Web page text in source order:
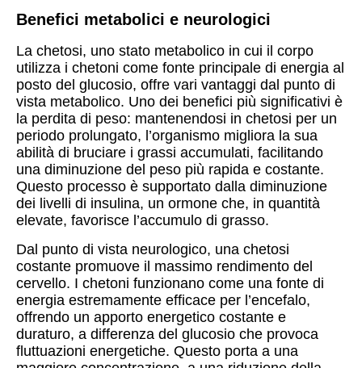
Benefici metabolici e neurologici
La chetosi, uno stato metabolico in cui il corpo
utilizza i chetoni come fonte principale di energia al
posto del glucosio, offre vari vantaggi dal punto di
vista metabolico. Uno dei benefici più significativi è
la perdita di peso: mantenendosi in chetosi per un
periodo prolungato, l’organismo migliora la sua
abilità di bruciare i grassi accumulati, facilitando
una diminuzione del peso più rapida e costante.
Questo processo è supportato dalla diminuzione
dei livelli di insulina, un ormone che, in quantità
elevate, favorisce l’accumulo di grasso.
Dal punto di vista neurologico, una chetosi
costante promuove il massimo rendimento del
cervello. I chetoni funzionano come una fonte di
energia estremamente efficace per l’encefalo,
offrendo un apporto energetico costante e
duraturo, a differenza del glucosio che provoca
fluttuazioni energetiche. Questo porta a una